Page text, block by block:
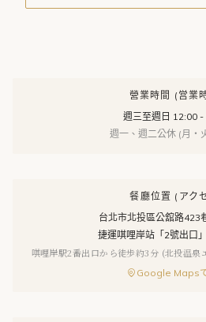
營業時間 (営業
週三至週日 12:00
週一、週二公休 (月・
餐廳位置 (アク
台北市北投區公舘路423
捷運唭哩岸站「2號出口
唭哩岸駅2番出口から徒歩約3分 (北投温泉
Google Maps